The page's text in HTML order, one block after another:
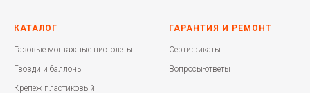
КАТАЛОГ
Газовые монтажные пистолеты
Гвозди и баллоны
Крепеж пластиковый
ГАРАНТИЯ И РЕМОНТ
Сертификаты
Вопросы-ответы